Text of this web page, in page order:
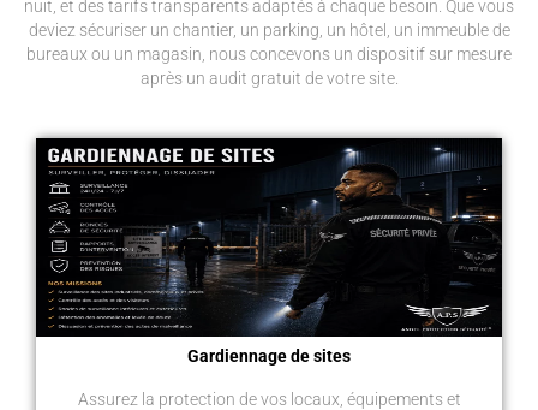
nuit, et des tarifs transparents adaptés à chaque besoin. Que vous
deviez sécuriser un chantier, un parking, un hôtel, un immeuble de
bureaux ou un magasin, nous concevons un dispositif sur mesure
après un audit gratuit de votre site.
Gardiennage de sites
Assurez la protection de vos locaux, équipements et